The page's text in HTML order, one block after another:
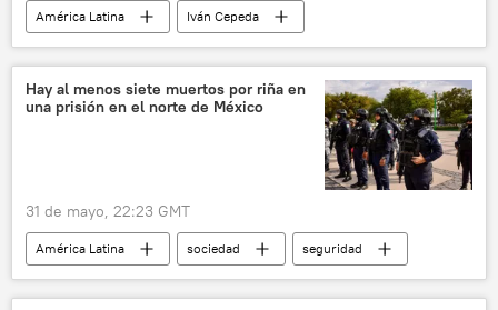
América Latina
Iván Cepeda
Gustavo Petro
Colombia
política
seguridad
Hay al menos siete muertos por riña en
una prisión en el norte de México
31 de mayo, 22:23 GMT
América Latina sociedad
seguridad
México
Sinaloa Telegram